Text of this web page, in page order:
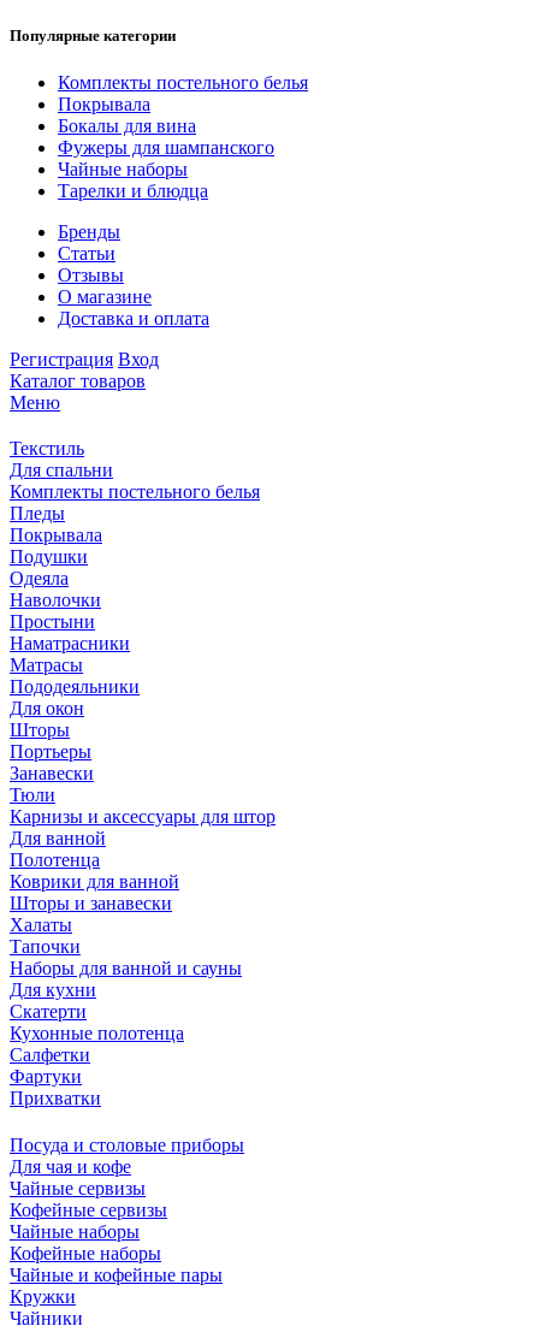
Популярные категории
Комплекты постельного белья
Покрывала
Бокалы для вина
Фужеры для шампанского
Чайные наборы
Тарелки и блюдца
Бренды
Статьи
Отзывы
О магазине
Доставка и оплата
Регистрация Вход
Каталог товаров
Меню
Текстиль
Для спальни
Комплекты постельного белья
Пледы
Покрывала
Подушки
Одеяла
Наволочки
Простыни
Наматрасники
Матрасы
Пододеяльники
Для окон
Шторы
Портьеры
Занавески
Тюли
Карнизы и аксессуары для штор
Для ванной
Полотенца
Коврики для ванной
Шторы и занавески
Халаты
Тапочки
Наборы для ванной и сауны
Для кухни
Скатерти
Кухонные полотенца
Салфетки
Фартуки
Прихватки
Посуда и столовые приборы
Для чая и кофе
Чайные сервизы
Кофейные сервизы
Чайные наборы
Кофейные наборы
Чайные и кофейные пары
Кружки
Чайники